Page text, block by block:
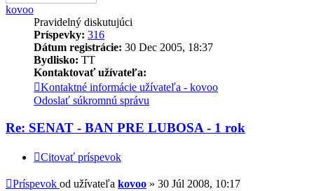
kovoo
Pravidelný diskutujúci
Príspevky: 316
Dátum registrácie: 30 Dec 2005, 18:37
Bydlisko: TT
Kontaktovať užívateľa:
Kontaktné informácie užívateľa - kovoo
Odoslať súkromnú správu
Re: SENAT - BAN PRE LUBOSA - 1 rok
Citovať príspevok
Príspevok od užívateľa kovoo » 30 Júl 2008, 10:17